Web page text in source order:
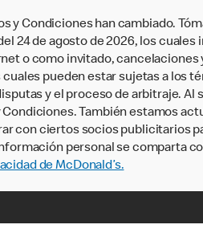
y Condiciones han cambiado.
24 de agosto de 2026, los
o como invitado, cancelaciones
cuales pueden estar sujetas a los
y el proceso de arbitraje.
Condiciones. También estamos
con ciertos socios publicitarios
personal se comparta
de McDonald’s.